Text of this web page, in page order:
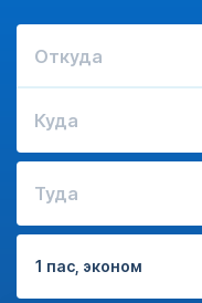
Откуда
Куда
Туда
1 пас, эконом